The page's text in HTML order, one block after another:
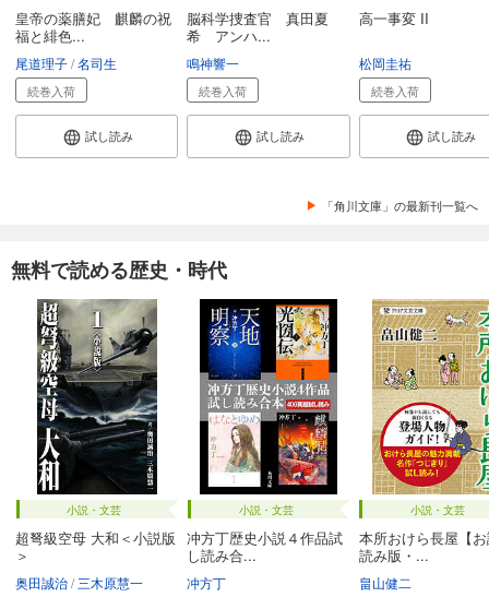
皇帝の薬膳妃 麒麟の祝
福と緋色...
尾道理子 名司生
続巻入荷
試し読み
脳科学捜査官 真田夏
希 アンハ...
鳴神響一
続巻入荷
試し読み
高一事変 II
松岡圭祐
続巻入荷
試し読み
「角川文庫」の最新刊一覧へ
無料で読める歴史・時代
小説・文芸
超弩級空母 大和＜小説版
＞
奥田誠治 三木原慧一
小説・文芸
冲方丁歴史小説４作品試
し読み合...
冲方丁
小説・文芸
本所おけら長屋【
読み版・...
畠山健二